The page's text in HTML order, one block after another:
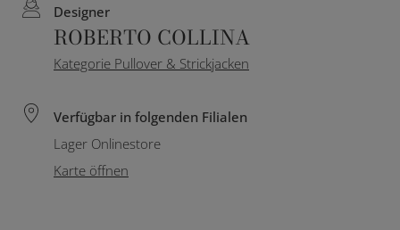
Designer
ROBERTO COLLINA
Kategorie Pullover & Strickjacken
Verfügbar in folgenden Filialen
Lager Onlinestore
Karte öffnen